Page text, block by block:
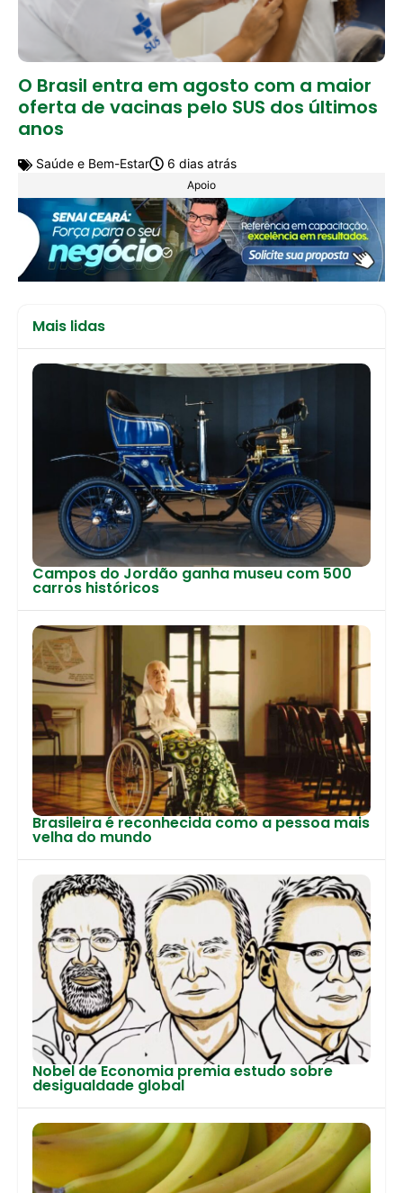
O Brasil entra em agosto com a maior
oferta de vacinas pelo SUS dos últimos
anos
Saúde e Bem-Estar 6 dias atrás
Apoio
Mais lidas
Campos do Jordão ganha museu com 500
carros históricos
Brasileira é reconhecida como a pessoa mais
velha do mundo
Nobel de Economia premia estudo sobre
desigualdade global